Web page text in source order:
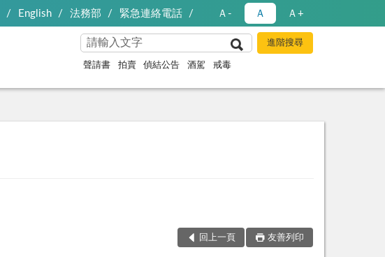
English 法務部 緊急連絡電話 Ａ- Ａ Ａ+
聲請書 拍賣 偵結公告 酒駕 戒毒
回上一頁 友善列印